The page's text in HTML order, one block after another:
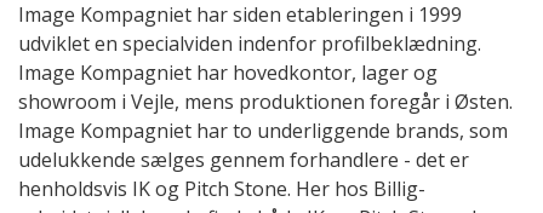
Image Kompagniet har siden etableringen i 1999
udviklet en specialviden indenfor profilbeklædning.
Image Kompagniet har hovedkontor, lager og
showroom i Vejle, mens produktionen foregår i Østen.
Image Kompagniet har to underliggende brands, som
udelukkende sælges gennem forhandlere - det er
henholdsvis IK og Pitch Stone. Her hos Billig-